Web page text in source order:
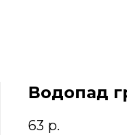
Водопад
63 р.